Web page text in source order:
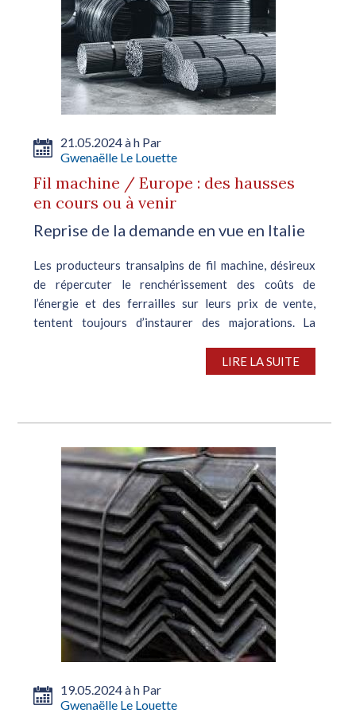
21.05.2024 à h Par
Gwenaëlle Le Louette
Fil machine / Europe : des hausses
en cours ou à venir
Reprise de la demande en vue en Italie
Les producteurs transalpins de fil machine, désireux
de répercuter le renchérissement des coûts de
l’énergie et des ferrailles sur leurs prix de vente,
tentent toujours d’instaurer des majorations. La
LIRE LA SUITE
19.05.2024 à h Par
Gwenaëlle Le Louette